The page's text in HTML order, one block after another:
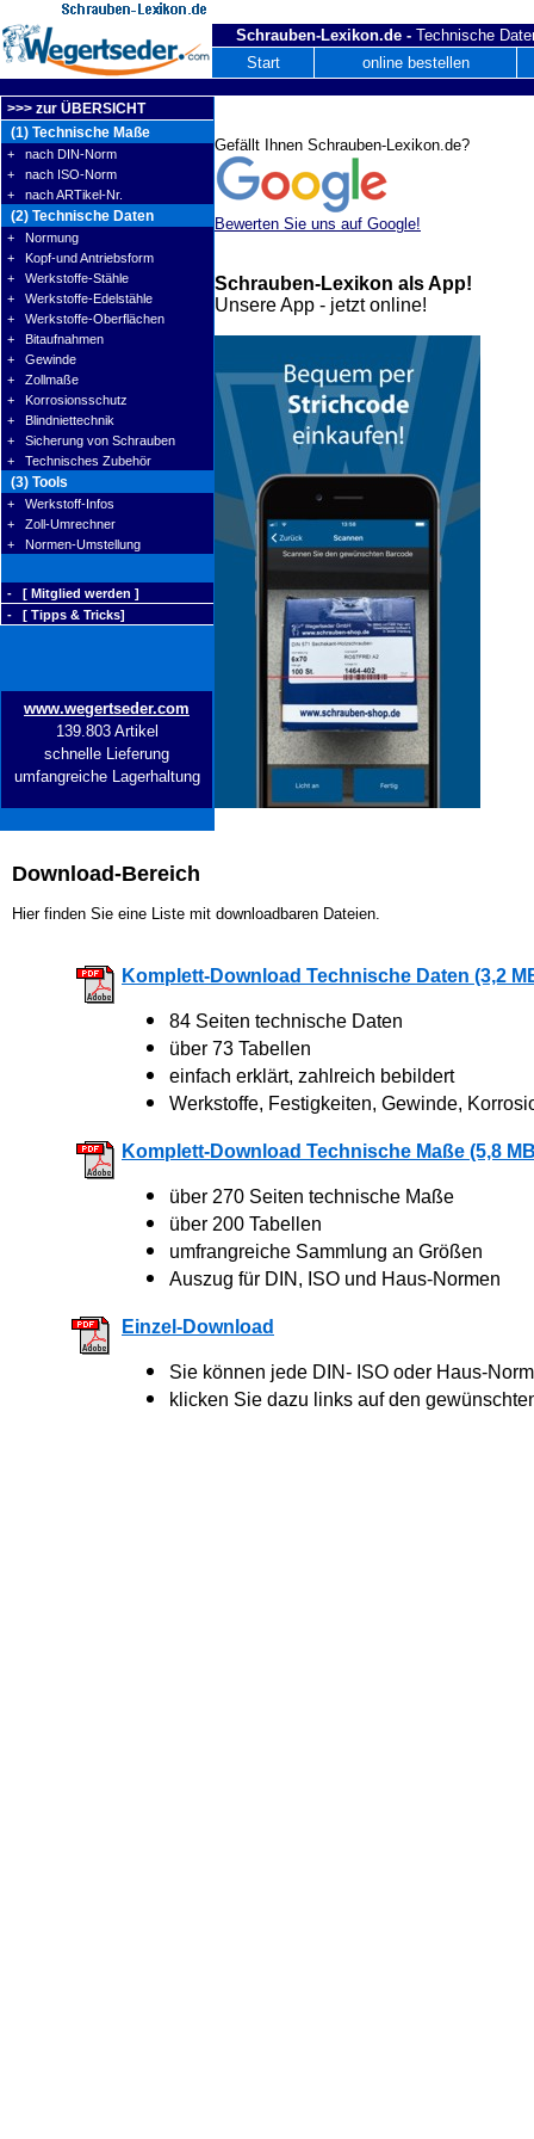
Schrauben-Lexikon.de - Technische
Start
online bestellen
>>> zur ÜBERSICHT
(1) Technische Maße
+ nach DIN-Norm
+ nach ISO-Norm
+ nach ARTikel-Nr.
(2) Technische Daten
+ Normung
+ Kopf-und Antriebsform
+ Werkstoffe-Stähle
+ Werkstoffe-Edelstähle
+ Werkstoffe-Oberflächen
+ Bitaufnahmen
+ Gewinde
+ Zollmaße
+ Korrosionsschutz
+ Blindniettechnik
+ Sicherung von Schrauben
+ Technisches Zubehör
(3) Tools
+ Werkstoff-Infos
+ Zoll-Umrechner
+ Normen-Umstellung
- [ Mitglied werden ]
- [ Tipps & Tricks]
www.wegertseder.com
139.803 Artikel
schnelle Lieferung
umfangreiche Lagerhaltung
Download-Bereich
Hier finden Sie eine Liste mit downloadbaren Dateien.
Komplett-Download Technische Daten (3,2
84 Seiten technische Daten
über 73 Tabellen
einfach erklärt, zahlreich bebildert
Werkstoffe, Festigkeiten, Gewinde,
Komplett-Download Technische Maße (5,8
über 270 Seiten technische Maße
über 200 Tabellen
umfrangreiche Sammlung an Größen
Auszug für DIN, ISO und Haus-Normen
Einzel-Download
Sie können jede DIN- ISO oder Haus-
klicken Sie dazu links auf den
Gefällt Ihnen Schrauben-Lexikon.de?
Bewerten Sie uns auf Google!
Schrauben-Lexikon als App!
Unsere App - jetzt online!